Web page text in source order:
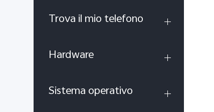
Trova il mio telefono
Hardware
Sistema operativo